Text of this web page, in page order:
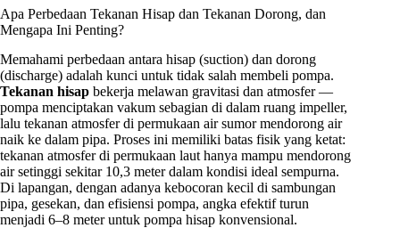
Apa Perbedaan Tekanan Hisap dan Tekanan Dorong, dan
Mengapa Ini Penting?
Memahami perbedaan antara hisap (suction) dan dorong
(discharge) adalah kunci untuk tidak salah membeli pompa.
Tekanan hisap bekerja melawan gravitasi dan atmosfer —
pompa menciptakan vakum sebagian di dalam ruang impeller,
lalu tekanan atmosfer di permukaan air sumor mendorong air
naik ke dalam pipa. Proses ini memiliki batas fisik yang ketat:
tekanan atmosfer di permukaan laut hanya mampu mendorong
air setinggi sekitar 10,3 meter dalam kondisi ideal sempurna.
Di lapangan, dengan adanya kebocoran kecil di sambungan
pipa, gesekan, dan efisiensi pompa, angka efektif turun
menjadi 6–8 meter untuk pompa hisap konvensional.